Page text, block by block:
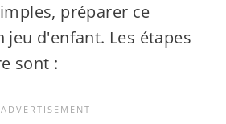
préparer ce
jeu d'enfant. Les étapes
sont :